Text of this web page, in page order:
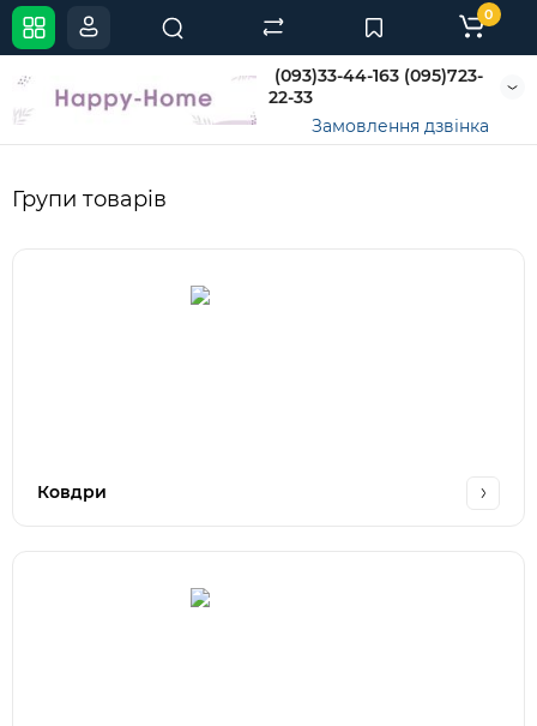
(093)33-44-163 (095)723-
22-33
Замовлення дзвінка
0
Групи товарів
Ковдри